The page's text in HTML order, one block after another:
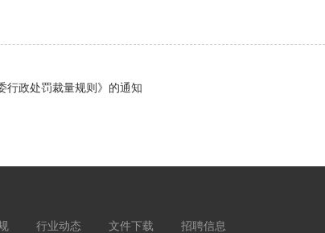
行政处罚裁量规则》的通知
行业动态 文件下载 招聘信息